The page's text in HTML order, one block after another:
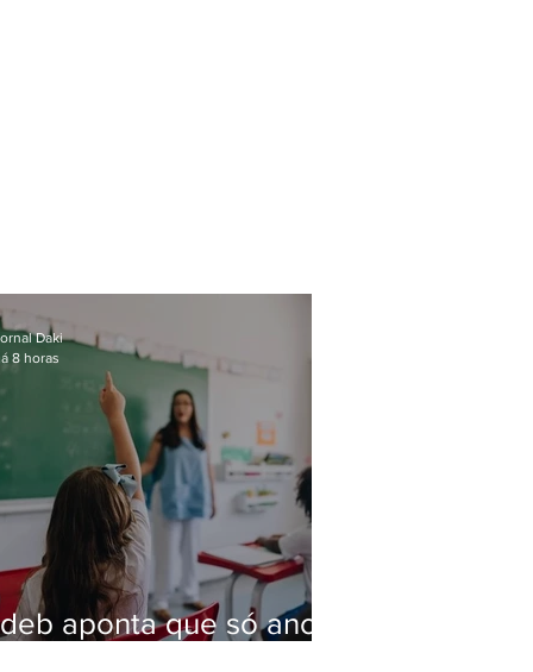
aponta que só anos
Daki
8 horas